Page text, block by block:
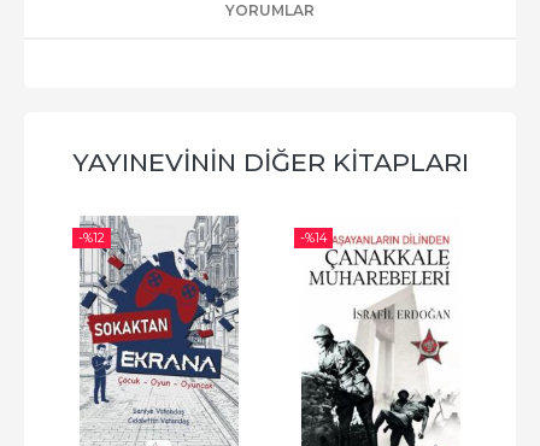
YORUMLAR
YAYINEVININ DIĞER KITAPLARI
-%12 -%14